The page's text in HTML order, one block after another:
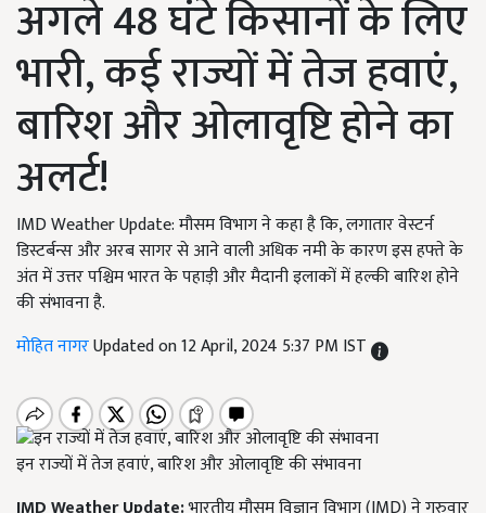
अगले 48 घंटे किसानों के लिए
भारी, कई राज्यों में तेज हवाएं,
बारिश और ओलावृष्टि होने का
अलर्ट!
IMD Weather Update: मौसम विभाग ने कहा है कि, लगातार वेस्टर्न
डिस्टर्बन्स और अरब सागर से आने वाली अधिक नमी के कारण इस हफ्ते के
अंत में उत्तर पश्चिम भारत के पहाड़ी और मैदानी इलाकों में हल्की बारिश होने
की संभावना है.
मोहित नागरUpdated on 12 April, 2024 5:37 PM IST
इन राज्यों में तेज हवाएं, बारिश और ओलावृष्टि की संभावना